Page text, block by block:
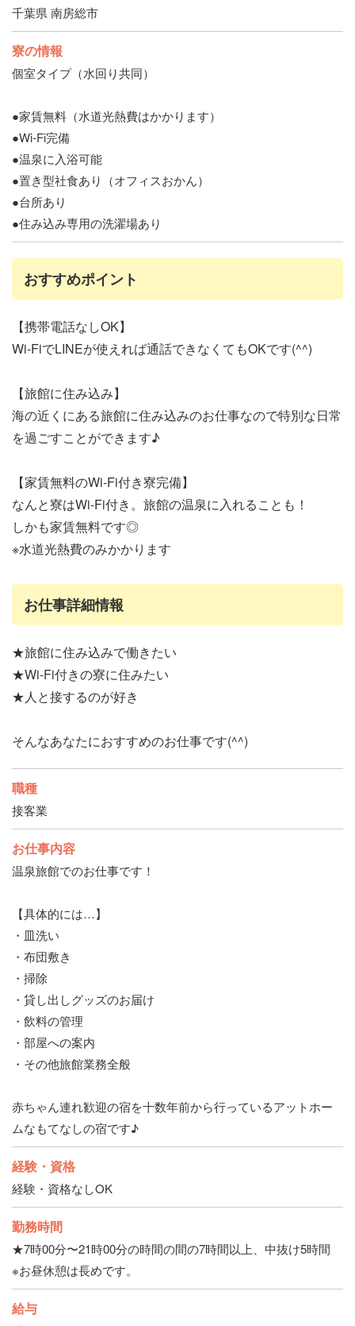
千葉県 南房総市
寮の情報
個室タイプ（水回り共同）
●家賃無料（水道光熱費はかかります）
●Wi-Fi完備
●温泉に入浴可能
●置き型社食あり（オフィスおかん）
●台所あり
●住み込み専用の洗濯場あり
おすすめポイント
【携帯電話なしOK】
Wi-FiでLINEが使えれば通話できなくてもOKです(^^)
【旅館に住み込み】
海の近くにある旅館に住み込みのお仕事なので特別な日常
を過ごすことができます♪
【家賃無料のWi-Fi付き寮完備】
なんと寮はWi-Fi付き。旅館の温泉に入れることも！
しかも家賃無料です◎
※水道光熱費のみかかります
お仕事詳細情報
★旅館に住み込みで働きたい
★Wi-Fi付きの寮に住みたい
★人と接するのが好き
そんなあなたにおすすめのお仕事です(^^)
職種
接客業
お仕事内容
温泉旅館でのお仕事です！
【具体的には…】
・皿洗い
・布団敷き
・掃除
・貸し出しグッズのお届け
・飲料の管理
・部屋への案内
・その他旅館業務全般
赤ちゃん連れ歓迎の宿を十数年前から行っているアットホー
ムなもてなしの宿です♪
経験・資格
経験・資格なしOK
勤務時間
★7時00分〜21時00分の時間の間の7時間以上、中抜け5時間
※お昼休憩は長めです。
給与